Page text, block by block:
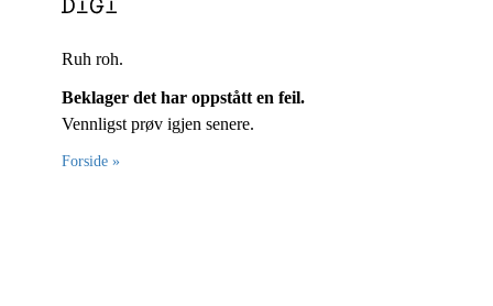
Ruh roh.
Beklager det har oppstått en feil.
Vennligst prøv igjen senere.
Forside »